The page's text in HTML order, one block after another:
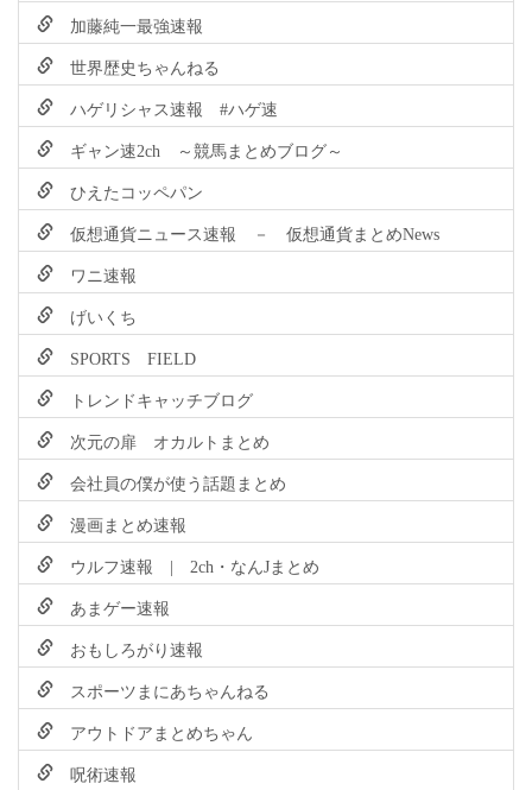
加藤純一最強速報
世界歴史ちゃんねる
ハゲリシャス速報 #ハゲ速
ギャン速2ch ～競馬まとめブログ～
ひえたコッペパン
仮想通貨ニュース速報 － 仮想通貨まとめNews
ワニ速報
げいくち
SPORTS FIELD
トレンドキャッチブログ
次元の扉 オカルトまとめ
会社員の僕が使う話題まとめ
漫画まとめ速報
ウルフ速報 | 2ch・なんJまとめ
あまゲー速報
おもしろがり速報
スポーツまにあちゃんねる
アウトドアまとめちゃん
呪術速報